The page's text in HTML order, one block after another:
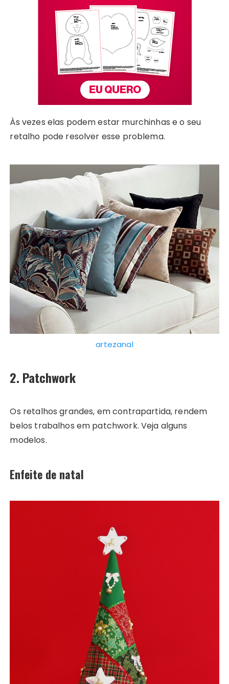
Às vezes elas podem estar murchinhas e o seu
retalho pode resolver esse problema.
artezanal
2. Patchwork
Os retalhos grandes, em contrapartida, rendem
belos trabalhos em patchwork. Veja alguns
modelos.
Enfeite de natal